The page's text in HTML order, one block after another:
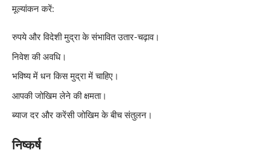
मूल्यांकन करें:
रुपये और विदेशी मुद्रा के संभावित उतार-चढ़ाव।
निवेश की अवधि।
भविष्य में धन किस मुद्रा में चाहिए।
आपकी जोखिम लेने की क्षमता।
ब्याज दर और करेंसी जोखिम के बीच संतुलन।
निष्कर्ष